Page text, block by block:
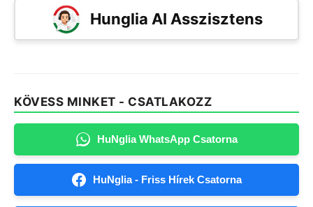
Hunglia AI Asszisztens
KÖVESS MINKET - CSATLAKOZZ
HuNglia WhatsApp Csatorna
HuNglia - Friss Hírek Csatorna